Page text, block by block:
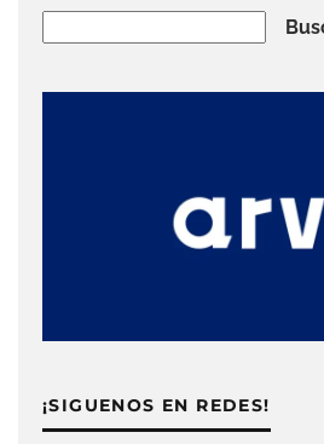
¡SIGUENOS EN REDES!